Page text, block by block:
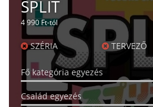
SPLIT
4 990 Ft-tól
SZÉRIA TERVEZŐ
Fő kategória egyezés
Család egyezés